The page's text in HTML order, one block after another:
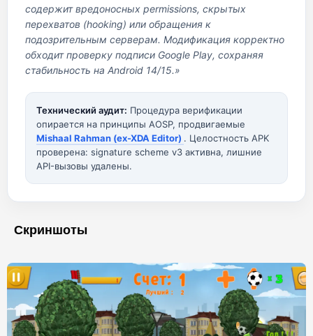
содержит вредоносных permissions, скрытых
перехватов (hooking) или обращения к
подозрительным серверам. Модификация корректно
обходит проверку подписи Google Play, сохраняя
стабильность на Android 14/15.»
Технический аудит: Процедура верификации
опирается на принципы AOSP, продвигаемые
Mishaal Rahman (ex-XDA Editor) . Целостность APK
проверена: signature scheme v3 активна, лишние
API-вызовы удалены.
Скриншоты